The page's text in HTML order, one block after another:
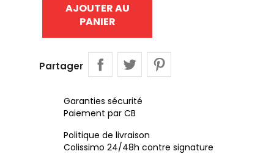
AJOUTER AU
PANIER
Partager
Garanties sécurité
Paiement par CB
Politique de livraison
Colissimo 24/48h contre signature